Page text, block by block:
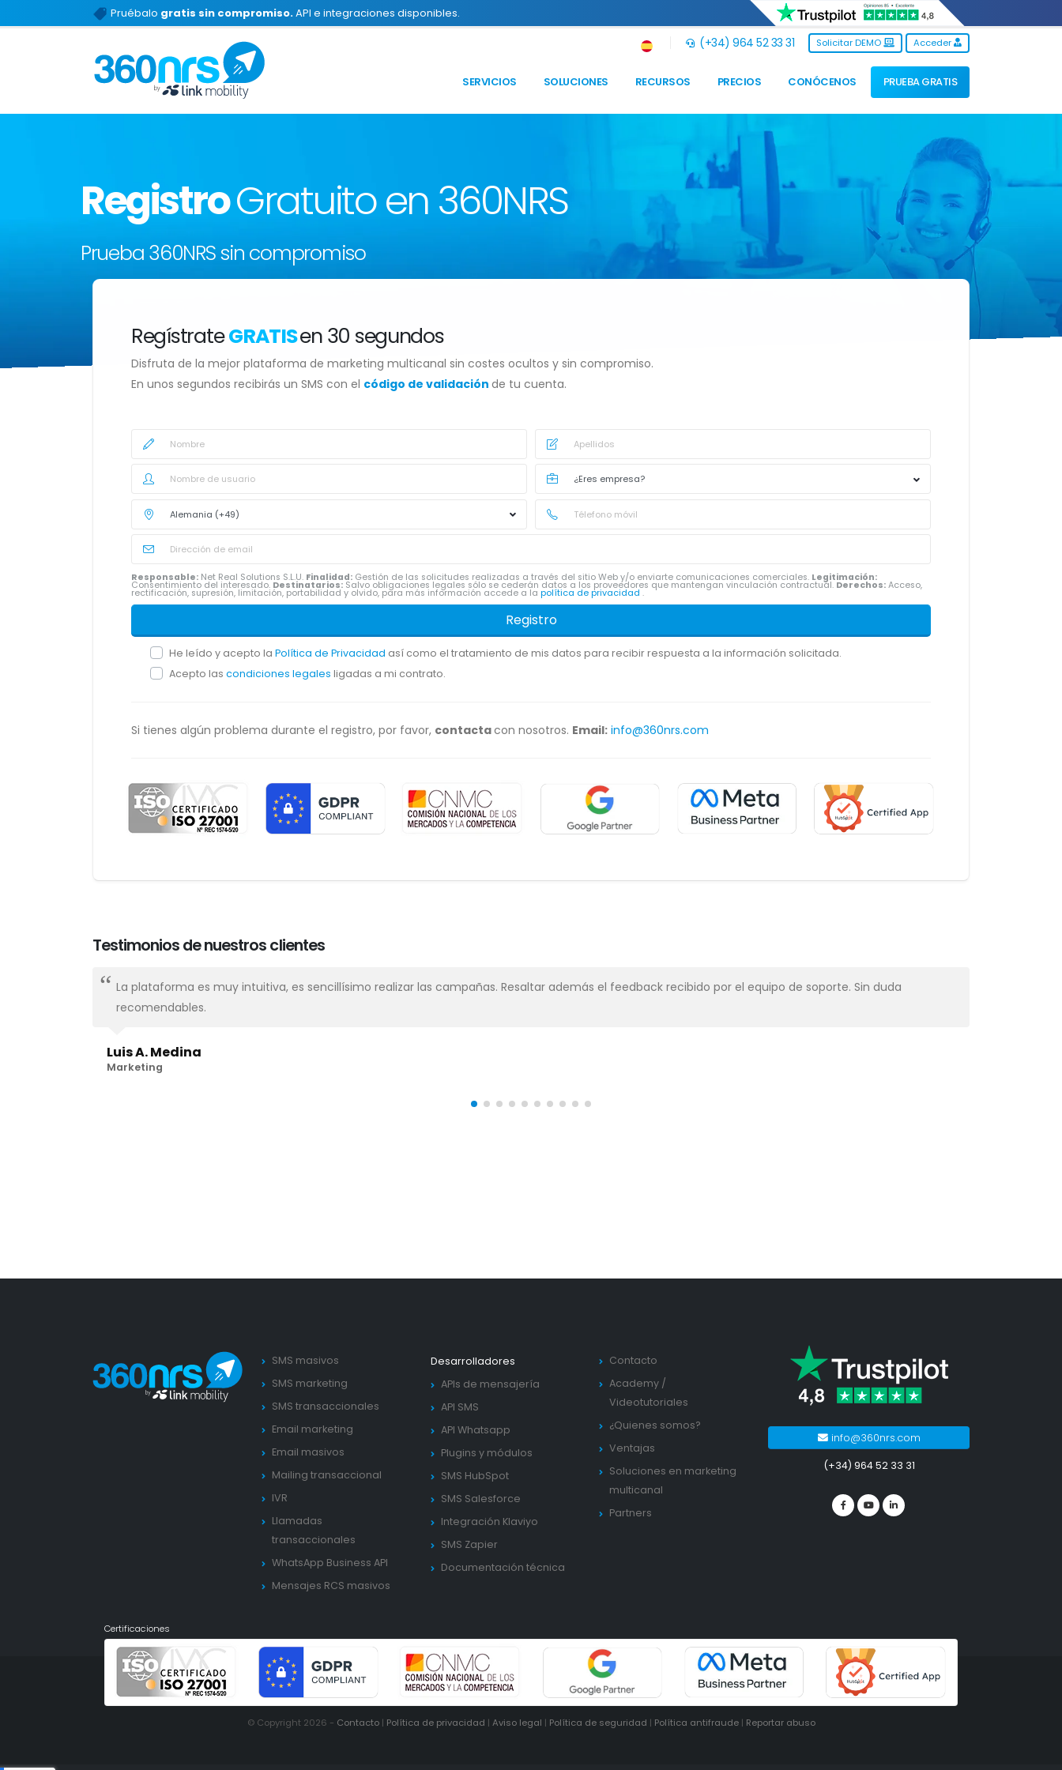
Pruébalo gratis sin compromiso.API e integraciones disponibles.
(+34) 964 52 33 31 Solicitar DEMO Acceder
SERVICIOS SOLUCIONES RECURSOS PRECIOS CONÓCENOS PRUEBA GRATIS
RegistroGratuito en 360NRS
Prueba 360NRS sin compromiso
RegístrateGRATISen 30 segundos
Disfruta de la mejor plataforma de marketing multicanal sin costes ocultos y sin compromiso.
En unos segundos recibirás un SMS con el código de validación de tu cuenta.
Responsable: Net Real Solutions S.L.U. Finalidad: Gestión de las solicitudes realizadas a través del sitio Web y/o enviarte comunicaciones comerciales. Legitimación:
Consentimiento del interesado. Destinatarios: Salvo obligaciones legales sólo se cederán datos a los proveedores que mantengan vinculación contractual. Derechos: Acceso,
rectificación, supresión, limitación, portabilidad y olvido, para más información accede a la política de privacidad .
Registro
He leído y acepto la Política de Privacidad así como el tratamiento de mis datos para recibir respuesta a la información solicitada.
Acepto las condiciones legales ligadas a mi contrato.
Si tienes algún problema durante el registro, por favor, contactacon nosotros. Email: info@360nrs.com
Testimonios de nuestros clientes
La plataforma es muy intuitiva, es sencillísimo realizar las campañas. Resaltar además el feedback recibido por el equipo de soporte. Sin duda
recomendables.
Luis A. Medina
Marketing
SMS masivos
SMS marketing
SMS transaccionales
Email marketing
Email masivos
Mailing transaccional
IVR
Llamadas
transaccionales
WhatsApp Business API
Mensajes RCS masivos
Desarrolladores
APIs de mensajería
API SMS
API Whatsapp
Plugins y módulos
SMS HubSpot
SMS Salesforce
Integración Klaviyo
SMS Zapier
Documentación técnica
Contacto
Academy /
Videotutoriales
¿Quienes somos?
Ventajas
Soluciones en marketing
multicanal
Partners
info@360nrs.com
(+34) 964 52 33 31
Certificaciones
© Copyright 2026 - Contacto | Política de privacidad | Aviso legal | Política de seguridad | Política antifraude| Reportar abuso